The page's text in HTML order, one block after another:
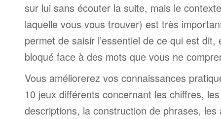
sur lui sans écouter la suite, mais le
laquelle vous vous trouver) est très
permet de saisir l’essentiel de ce qui est
bloqué face à des mots que vous ne
Vous améliorerez vos connaissances
10 jeux différents concernant les chiffres,
descriptions, la construction de phrases,